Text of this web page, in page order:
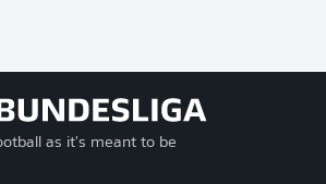
as it's meant to be